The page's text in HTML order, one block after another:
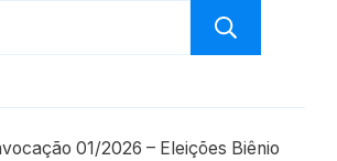
01/2026 – Eleições Biênio